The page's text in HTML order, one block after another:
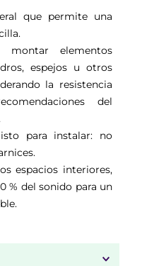
que permite una
montar elementos
espejos u otros
la resistencia
del
para instalar: no
espacios interiores,
% del sonido para un